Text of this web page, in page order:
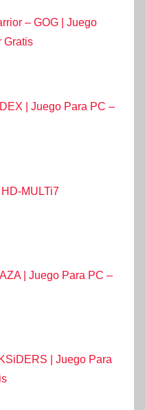
– GOG | Juego
Gratis
| Juego Para PC –
MULTi7
| Juego Para PC –
| Juego Para